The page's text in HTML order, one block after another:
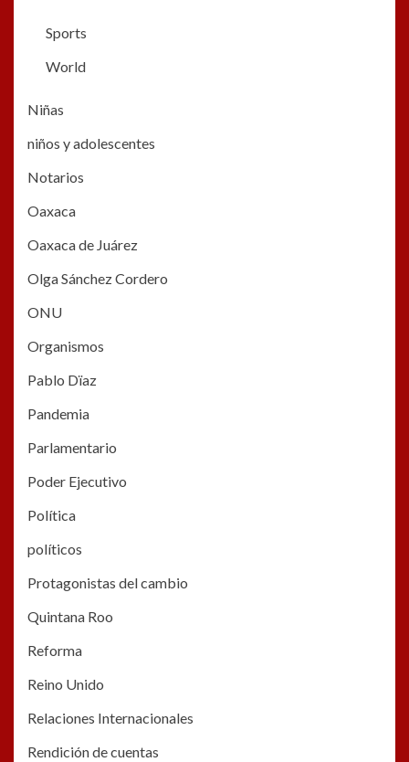
Sports
World
Niñas
niños y adolescentes
Notarios
Oaxaca
Oaxaca de Juárez
Olga Sánchez Cordero
ONU
Organismos
Pablo Dïaz
Pandemia
Parlamentario
Poder Ejecutivo
Política
políticos
Protagonistas del cambio
Quintana Roo
Reforma
Reino Unido
Relaciones Internacionales
Rendición de cuentas